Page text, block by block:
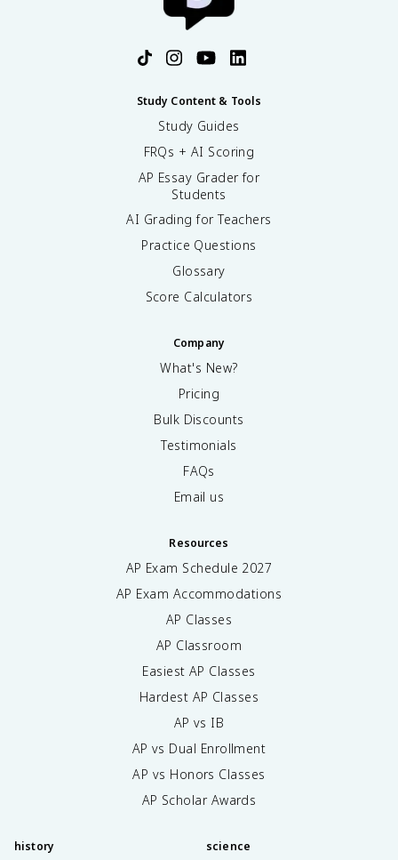
Study Content & Tools
Study Guides
FRQs + AI Scoring
AP Essay Grader for
Students
AI Grading for Teachers
Practice Questions
Glossary
Score Calculators
Company
What's New?
Pricing
Bulk Discounts
Testimonials
FAQs
Email us
Resources
AP Exam Schedule 2027
AP Exam Accommodations
AP Classes
AP Classroom
Easiest AP Classes
Hardest AP Classes
AP vs IB
AP vs Dual Enrollment
AP vs Honors Classes
AP Scholar Awards
history science